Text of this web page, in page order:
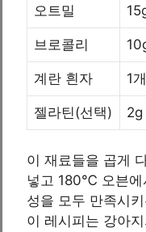
오트밀
브로콜리
계란 흰자 1개
젤라틴(선택) 2g
이 재료들을 곱게
넣고 180℃ 오븐에
성을 모두 만족시
이 레시피는 강아